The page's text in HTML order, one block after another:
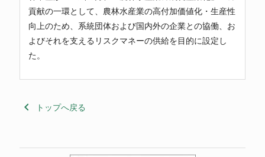
貢献の一環として、農林水産業の高付加価値化・生産性
向上のため、系統団体および国内外の企業との協働、お
よびそれを支えるリスクマネーの供給を目的に設定し
た。
keyboard_arrow_left トップへ戻る